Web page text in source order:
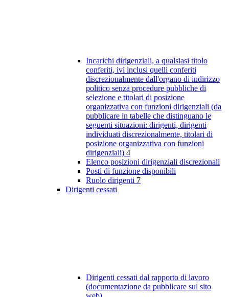
Incarichi dirigenziali, a qualsiasi titolo
conferiti, ivi inclusi quelli conferiti
discrezionalmente dall'organo di indirizzo
politico senza procedure pubbliche di
selezione e titolari di posizione
organizzativa con funzioni dirigenziali (da
pubblicare in tabelle che distinguano le
seguenti situazioni: dirigenti, dirigenti
individuati discrezionalmente, titolari di
posizione organizzativa con funzioni
dirigenziali) 4
Elenco posizioni dirigenziali discrezionali
Posti di funzione disponibili
Ruolo dirigenti 7
Dirigenti cessati
Dirigenti cessati dal rapporto di lavoro
(documentazione da pubblicare sul sito